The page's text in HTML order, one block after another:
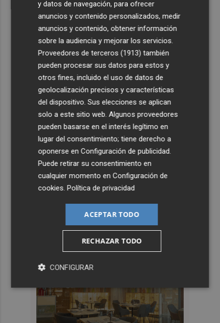
y datos de navegación, para ofrecer
anuncios y contenido personalizados, medir
anuncios y contenido, obtener información
sobre la audiencia y mejorar los servicios.
Proveedores de terceros (1913) también
pueden procesar sus datos para estos y
otros fines, incluido el uso de datos de
geolocalización precisos y características
del dispositivo. Sus elecciones se aplican
solo a este sitio web. Algunos proveedores
pueden basarse en el interés legítimo en
lugar del consentimiento; tiene derecho a
oponerse enConfiguración de publicidad
Puede retirar su consentimiento en
cualquier momento enConfiguración de
cookies .Política de privacidad
ACEPTAR TODO
RECHAZAR TODO
CONFIGURAR